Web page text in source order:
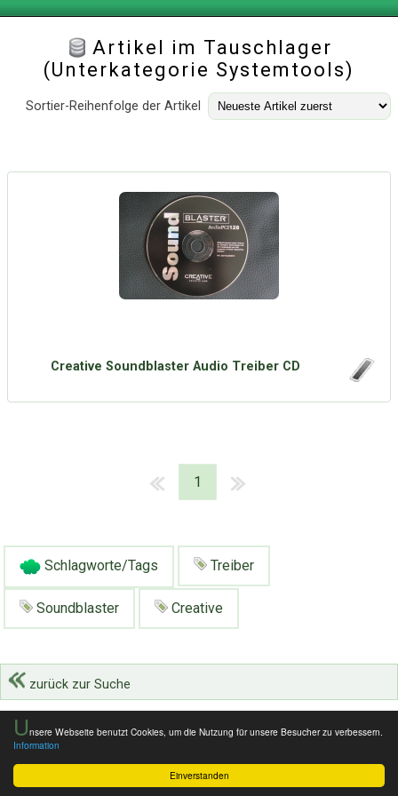
Einverstanden
Unsere Webseite benutzt Cookies, um die Nutzung für unsere Besucher zu verbessern.
Information
Artikel im Tauschlager
(Unterkategorie Systemtools)
Sortier-Reihenfolge der Artikel
Creative Soundblaster Audio Treiber CD
1
Schlagworte/Tags Treiber
Soundblaster Creative
zurück zur Suche